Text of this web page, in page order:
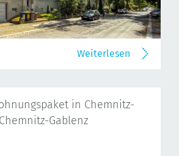
Weiterlesen
in Chemnitz-
Gablenz